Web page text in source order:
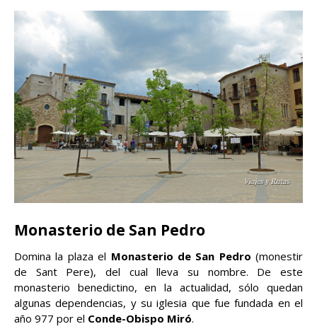
Monasterio de San Pedro
Domina la plaza el Monasterio de San Pedro (monestir
de Sant Pere), del cual lleva su nombre. De este
monasterio benedictino, en la actualidad, sólo quedan
algunas dependencias, y su iglesia que fue fundada en el
año 977 por el Conde-Obispo Miró.